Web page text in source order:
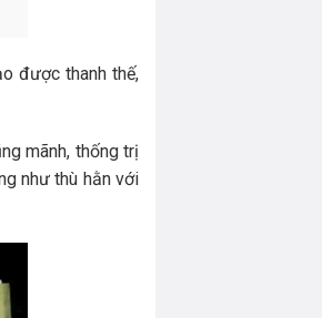
được thanh thế,
mãnh, thống trị
như thù hằn với